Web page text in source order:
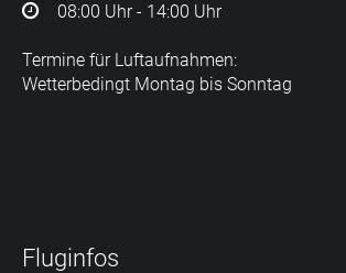
08:00 Uhr - 14:00 Uhr
Termine für Luftaufnahmen:
Wetterbedingt Montag bis Sonntag
Fluginfos